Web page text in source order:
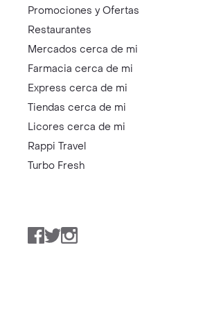
Promociones y Ofertas
Restaurantes
Mercados cerca de mi
Farmacia cerca de mi
Express cerca de mi
Tiendas cerca de mi
Licores cerca de mi
Rappi Travel
Turbo Fresh
Facebook
TwitterInstagram